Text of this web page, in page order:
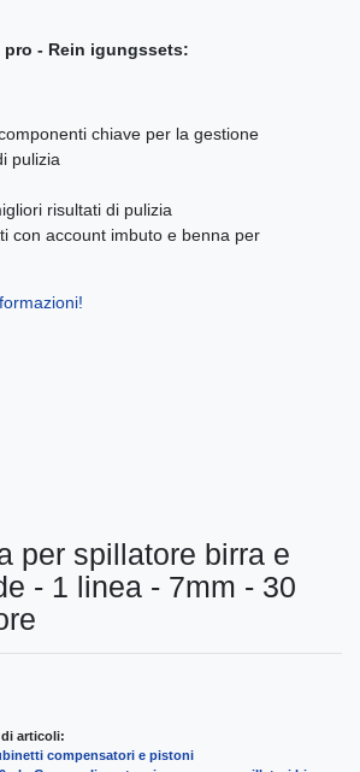
- Rein igungssets:
chiave per la gestione
pulizia
risultati di pulizia
con account imbuto e benna per
per spillatore birra e
- 1 linea - 7mm - 30
articoli:
compensatori e pistoni